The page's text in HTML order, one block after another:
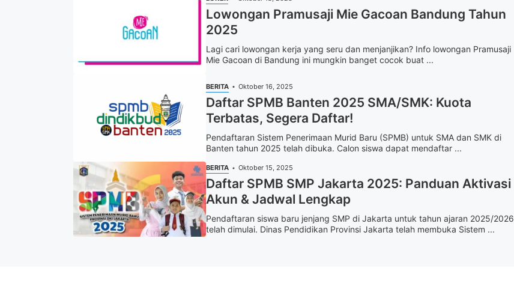
Lowongan Pramusaji Mie Gacoan Bandung Tahun
2025
Lagi cari lowongan kerja yang seru dan menjanjikan? Info lowongan Pramusaji
Mie Gacoan di Bandung ini mungkin banget cocok buat ...
BERITA Oktober 16, 2025
Daftar SPMB Banten 2025 SMA/SMK: Kuota
Terbatas, Segera Daftar!
Pendaftaran Sistem Penerimaan Murid Baru (SPMB) untuk SMA dan SMK di
Banten tahun 2025 telah dibuka. Calon siswa dapat mendaftar ...
BERITA Oktober 15, 2025
Daftar SPMB SMP Jakarta 2025: Panduan Aktivasi
Akun & Jadwal Lengkap
Pendaftaran siswa baru jenjang SMP di Jakarta untuk tahun ajaran 2025/2026
telah dimulai. Dinas Pendidikan Provinsi Jakarta telah membuka Sistem ...